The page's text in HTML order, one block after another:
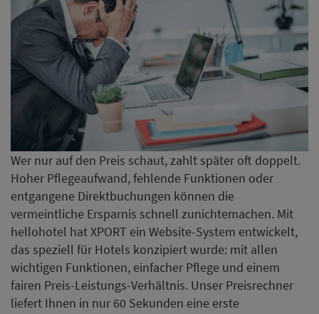
Wer nur auf den Preis schaut, zahlt später oft doppelt.
Hoher Pflegeaufwand, fehlende Funktionen oder
entgangene Direktbuchungen können die
vermeintliche Ersparnis schnell zunichtemachen. Mit
hellohotel hat XPORT ein Website-System entwickelt,
das speziell für Hotels konzipiert wurde: mit allen
wichtigen Funktionen, einfacher Pflege und einem
fairen Preis-Leistungs-Verhältnis. Unser Preisrechner
liefert Ihnen in nur 60 Sekunden eine erste